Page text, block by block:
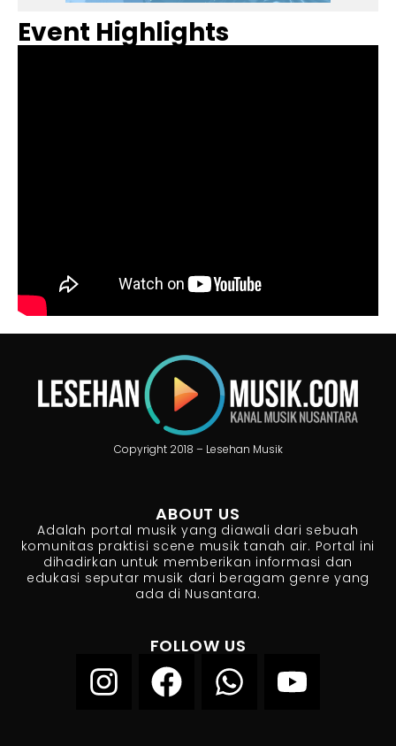
Event Highlights
Copyright 2018 – Lesehan Musik
ABOUT US
Adalah portal musik yang diawali dari sebuah
komunitas praktisi scene musik tanah air. Portal ini
dihadirkan untuk memberikan informasi dan
edukasi seputar musik dari beragam genre yang
ada di Nusantara.
FOLLOW US